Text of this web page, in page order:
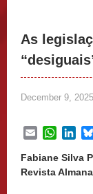
As
December 9,
Email
Fabiane Silva
Revista